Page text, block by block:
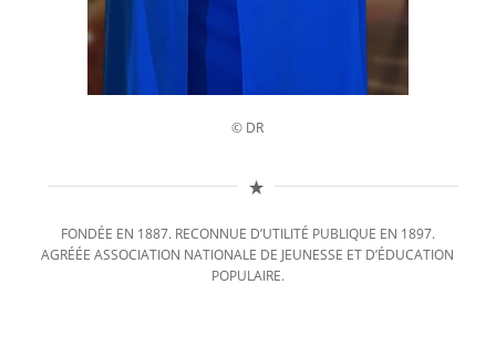
© DR
FONDÉE EN 1887. RECONNUE D’UTILITÉ PUBLIQUE EN 1897.
AGRÉÉE ASSOCIATION NATIONALE DE JEUNESSE ET D’ÉDUCATION
POPULAIRE.